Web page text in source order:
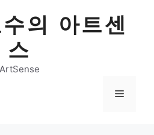
의 아트센
스
ArtSense
Menu